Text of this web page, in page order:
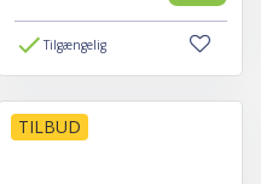
Tilgængelig
TILBUD